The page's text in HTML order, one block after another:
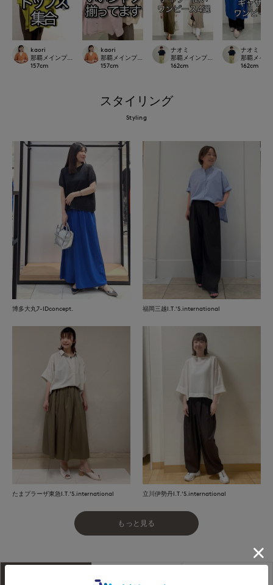
kaori
那覇メインプレイスI.T.'S.international
157cm
kaori
那覇メインプレイスI.T.'S.international
157cm
ナオミ
那覇メインプレイス
162cm
ナオミ
那覇メイ
162cm
スタイリング
Styling
博多大丸7-IDconcept. 福岡三越I.T.'S.international
たまプラーザ東急I.T.'S.international 立川伊勢丹I.T.'S.international
もっと見る